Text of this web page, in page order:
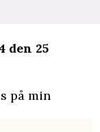
den 25
på min